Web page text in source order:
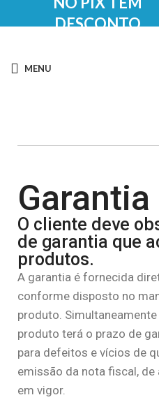
DESCONTO
MENU
Garantia
O cliente deve
de garantia que
produtos.
A garantia é fornecida
conforme disposto no
produto.
produto terá o prazo de
para defeitos e vícios de
emissão da nota fiscal,
em vigor.